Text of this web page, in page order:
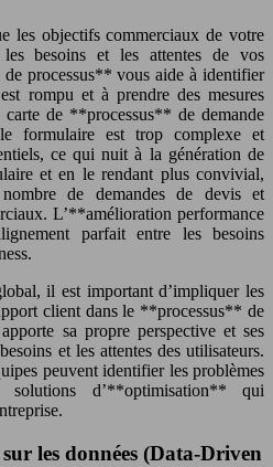
les objectifs commerciaux de votre
besoins et les attentes de vos
processus** vous aide à identifier
rompu et à prendre des mesures
de **processus** de demande
formulaire est trop complexe et
ce qui nuit à la génération de
et en le rendant plus convivial,
de demandes de devis et
L’**amélioration performance
parfait entre les besoins
il est important d’impliquer les
client dans le **processus** de
sa propre perspective et ses
et les attentes des utilisateurs.
peuvent identifier les problèmes
d’**optimisation** qui
sur les données (Data-Driven